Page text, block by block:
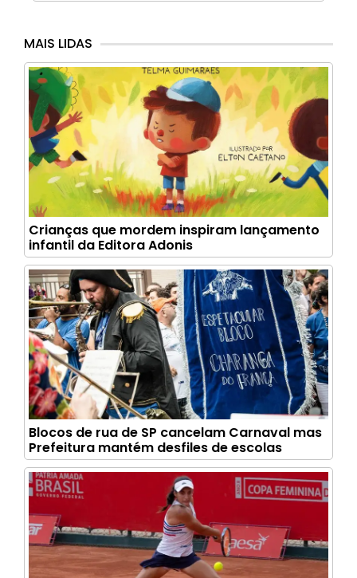
MAIS LIDAS
Crianças que mordem inspiram lançamento
infantil da Editora Adonis
Blocos de rua de SP cancelam Carnaval mas
Prefeitura mantém desfiles de escolas